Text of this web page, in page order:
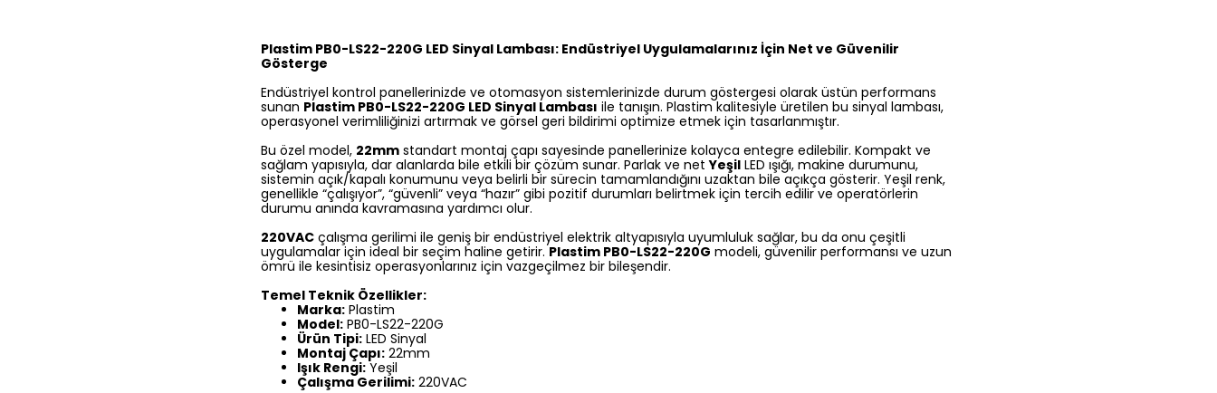
Plastim PB0-LS22-220G LED Sinyal Lambası: Endüstriyel Uygulamalarınız İçin Net ve Güvenilir
Gösterge
Endüstriyel kontrol panellerinizde ve otomasyon sistemlerinizde durum göstergesi olarak üstün performans
sunan Plastim PB0-LS22-220G LED Sinyal Lambası ile tanışın. Plastim kalitesiyle üretilen bu sinyal lambası,
operasyonel verimliliğinizi artırmak ve görsel geri bildirimi optimize etmek için tasarlanmıştır.
Bu özel model, 22mm standart montaj çapı sayesinde panellerinize kolayca entegre edilebilir. Kompakt ve
sağlam yapısıyla, dar alanlarda bile etkili bir çözüm sunar. Parlak ve netYeşil LED ışığı, makine durumunu,
sistemin açık/kapalı konumunu veya belirli bir sürecin tamamlandığını uzaktan bile açıkça gösterir. Yeşil renk,
genellikle “çalışıyor”, “güvenli” veya “hazır” gibi pozitif durumları belirtmek için tercih edilir ve operatörlerin
durumu anında kavramasına yardımcı olur.
220VAC çalışma gerilimi ile geniş bir endüstriyel elektrik altyapısıyla uyumluluk sağlar, bu da onu çeşitli
uygulamalar için ideal bir seçim haline getirir. Plastim PB0-LS22-220G modeli, güvenilir performansı ve uzun
ömrü ile kesintisiz operasyonlarınız için vazgeçilmez bir bileşendir.
Temel Teknik Özellikler:
Marka: Plastim
Model: PB0-LS22-220G
Ürün Tipi: LED Sinyal
Montaj Çapı: 22mm
Işık Rengi: Yeşil
Çalışma Gerilimi: 220VAC